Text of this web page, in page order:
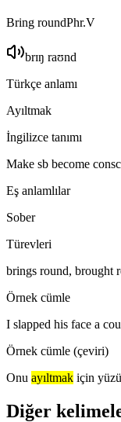
Bring roundPhr.V
brɪŋ raʊnd
Türkçe anlamı
Ayıltmak
İngilizce tanımı
Make sb become
Eş anlamlılar
Sober
Türevleri
brings round, brought
Örnek cümle
I slapped his face a
Örnek cümle (çeviri)
Onu ayıltmak için
Diğer